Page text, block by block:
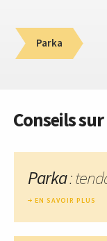
Parka
Conseils
Parka:
EN SAVOIR PLUS